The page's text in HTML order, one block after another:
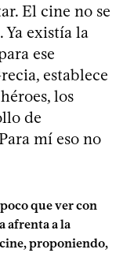
El cine no se
existía la
ese
establece
los
de
mí eso no
que ver con
afrenta a la
proponiendo,